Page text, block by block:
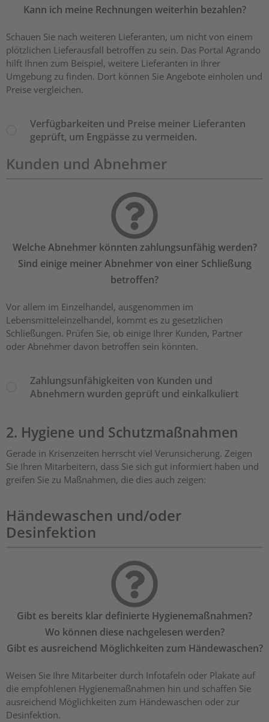
Kann ich meine Rechnungen weiterhin bezahlen?
Schauen Sie nach weiteren Lieferanten, um nicht von einem
plötzlichen Lieferausfall betroffen zu sein. Das Portal Agrando
hilft Ihnen zum Beispiel, weitere Lieferanten in Ihrer
Umgebung zu finden. Dort können Sie Angebote einholen und
Preise vergleichen.
Verfügbarkeiten und Preise meiner Lieferanten
geprüft, um Engpässe zu vermeiden.
Kunden und Abnehmer
Welche Abnehmer könnten zahlungsunfähig werden?
Sind einige meiner Abnehmer von einer Schließung
betroffen?
Vor allem im Einzelhandel, ausgenommen im
Lebensmitteleinzelhandel, kommt es zu gesetzlichen
Schließungen. Prüfen Sie, ob einige Ihrer Kunden, Partner
oder Abnehmer davon betroffen sein könnten.
Zahlungsunfähigkeiten von Kunden und
Abnehmern wurden geprüft und einkalkuliert
2. Hygiene und Schutzmaßnahmen
Gerade in Krisenzeiten herrscht viel Verunsicherung. Zeigen
Sie Ihren Mitarbeitern, dass Sie sich gut informiert haben und
greifen Sie zu Maßnahmen, die dies auch zeigen:
Händewaschen und/oder
Desinfektion
Gibt es bereits klar definierte Hygienemaßnahmen?
Wo können diese nachgelesen werden?
Gibt es ausreichend Möglichkeiten zum Händewaschen?
Weisen Sie Ihre Mitarbeiter durch Infotafeln oder Plakate auf
die empfohlenen Hygienemaßnahmen hin und schaffen Sie
ausreichend Möglichkeiten zum Händewaschen oder zur
Desinfektion.